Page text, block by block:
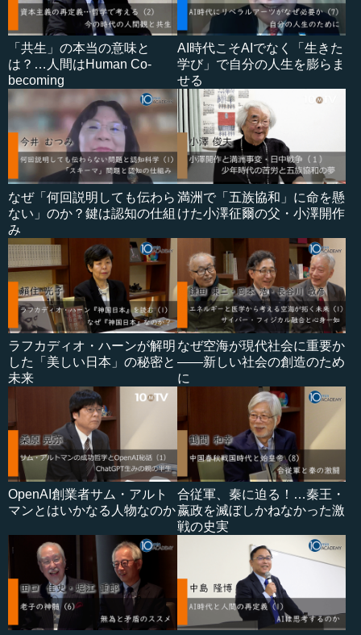
「共生」の本当の意味と
は？…人間はHuman Co-
becoming
AI時代こそAIでなく「生きた
学び」で自分の人生を膨らま
せる
なぜ「何回説明しても伝わら
ない」のか？鍵は認知の仕組
み
満洲で「五族協和」に命を懸
けた小澤征爾の父・小澤開作
ラフカディオ・ハーンが解明
した「美しい日本」の秘密と
未来
なぜ空海が現代社会に重要か
――新しい社会の創造のため
に
OpenAI創業者サム・アルト
マンとはいかなる人物なのか
合従軍、秦に迫る！…秦王・
嬴政を滅ぼしかねなかった激
戦の史実